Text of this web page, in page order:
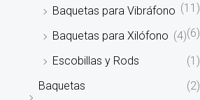
(11)
Baquetas para Vibráfono
(6)
Baquetas para Xilófono (4)
Escobillas y Rods
(1)
Baquetas
(2)